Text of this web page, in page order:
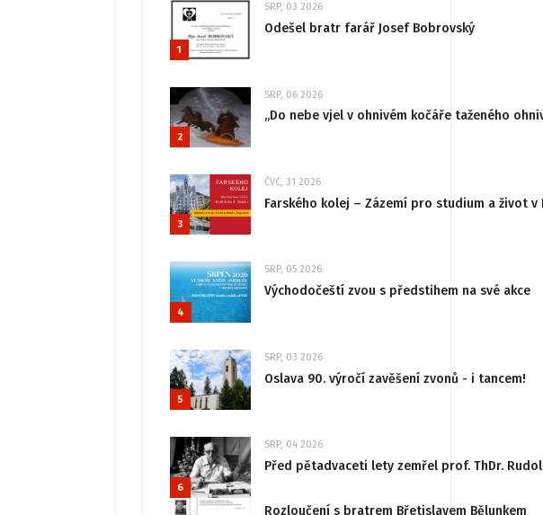
1
SRP, 03 2026
Odešel bratr farář Josef Bobrovský
2
SRP, 06 2026
„Do nebe vjel v ohnivém kočáře taženého
3
ČVC, 31 2026
Farského kolej – Zázemí pro studium a život v
4
SRP, 05 2026
Východočeští zvou s předstihem na své akce
5
SRP, 03 2026
Oslava 90. výročí zavěšení zvonů - i tancem!
6
SRP, 04 2026
Před pětadvaceti lety zemřel prof. ThDr.
Rozloučení s bratrem Břetislavem Bělunkem